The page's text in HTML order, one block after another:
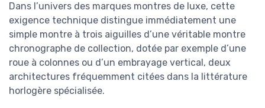
Dans l’univers des marques montres de luxe, cette
exigence technique distingue immédiatement une
simple montre à trois aiguilles d’une véritable montre
chronographe de collection, dotée par exemple d’une
roue à colonnes ou d’un embrayage vertical, deux
architectures fréquemment citées dans la littérature
horlogère spécialisée.